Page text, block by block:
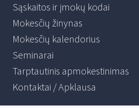
Sąskaitos ir įmokų kodai
Mokesčių žinynas
Mokesčių kalendorius
Seminarai
Tarptautinis apmokestinimas
Kontaktai / Apklausa